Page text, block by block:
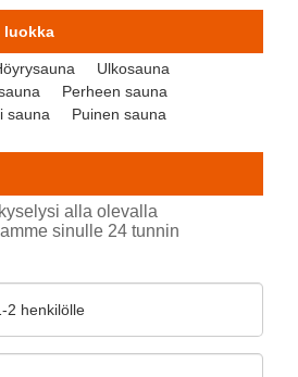
luokka
Ulkosauna
Perheen sauna
sauna
Puinen sauna
alla olevalla
sinulle 24 tunnin